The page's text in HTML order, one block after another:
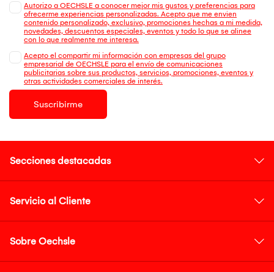
Autorizo a OECHSLE a conocer mejor mis gustos y preferencias para
ofrecerme experiencias personalizadas. Acepto que me envien
contenido personalizado, exclusivo, promociones hechas a mi medida,
novedades, descuentos especiales, eventos y todo lo que se alinee
con lo que realmente me interesa.
Acepto el compartir mi información con empresas del grupo
empresarial de OECHSLE para el envío de comunicaciones
publicitarias sobre sus productos, servicios, promociones, eventos y
otras actividades comerciales de interés.
Suscribirme
Secciones destacadas
Servicio al Cliente
Sobre Oechsle